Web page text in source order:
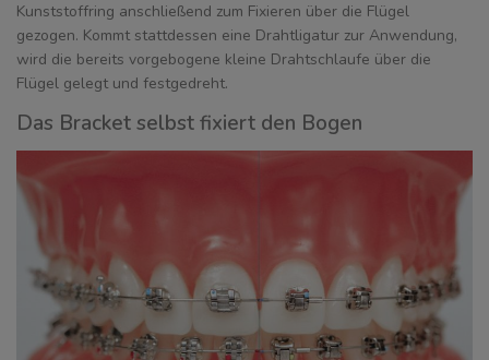
Kunststoffring anschließend zum Fixieren über die Flügel
gezogen. Kommt stattdessen eine Drahtligatur zur Anwendung,
wird die bereits vorgebogene kleine Drahtschlaufe über die
Flügel gelegt und festgedreht.
Das Bracket selbst fixiert den Bogen